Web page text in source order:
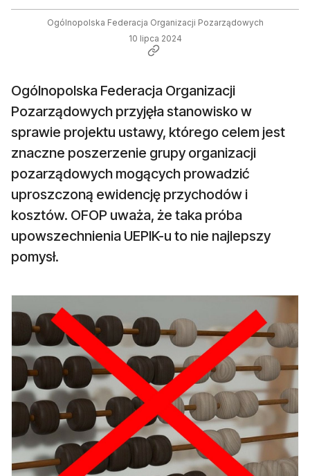
Ogólnopolska Federacja Organizacji Pozarządowych
10 lipca 2024
Ogólnopolska Federacja Organizacji
Pozarządowych przyjęła stanowisko w
sprawie projektu ustawy, którego celem jest
znaczne poszerzenie grupy organizacji
pozarządowych mogących prowadzić
uproszczoną ewidencję przychodów i
kosztów. OFOP uważa, że taka próba
upowszechnienia UEPIK-u to nie najlepszy
pomysł.